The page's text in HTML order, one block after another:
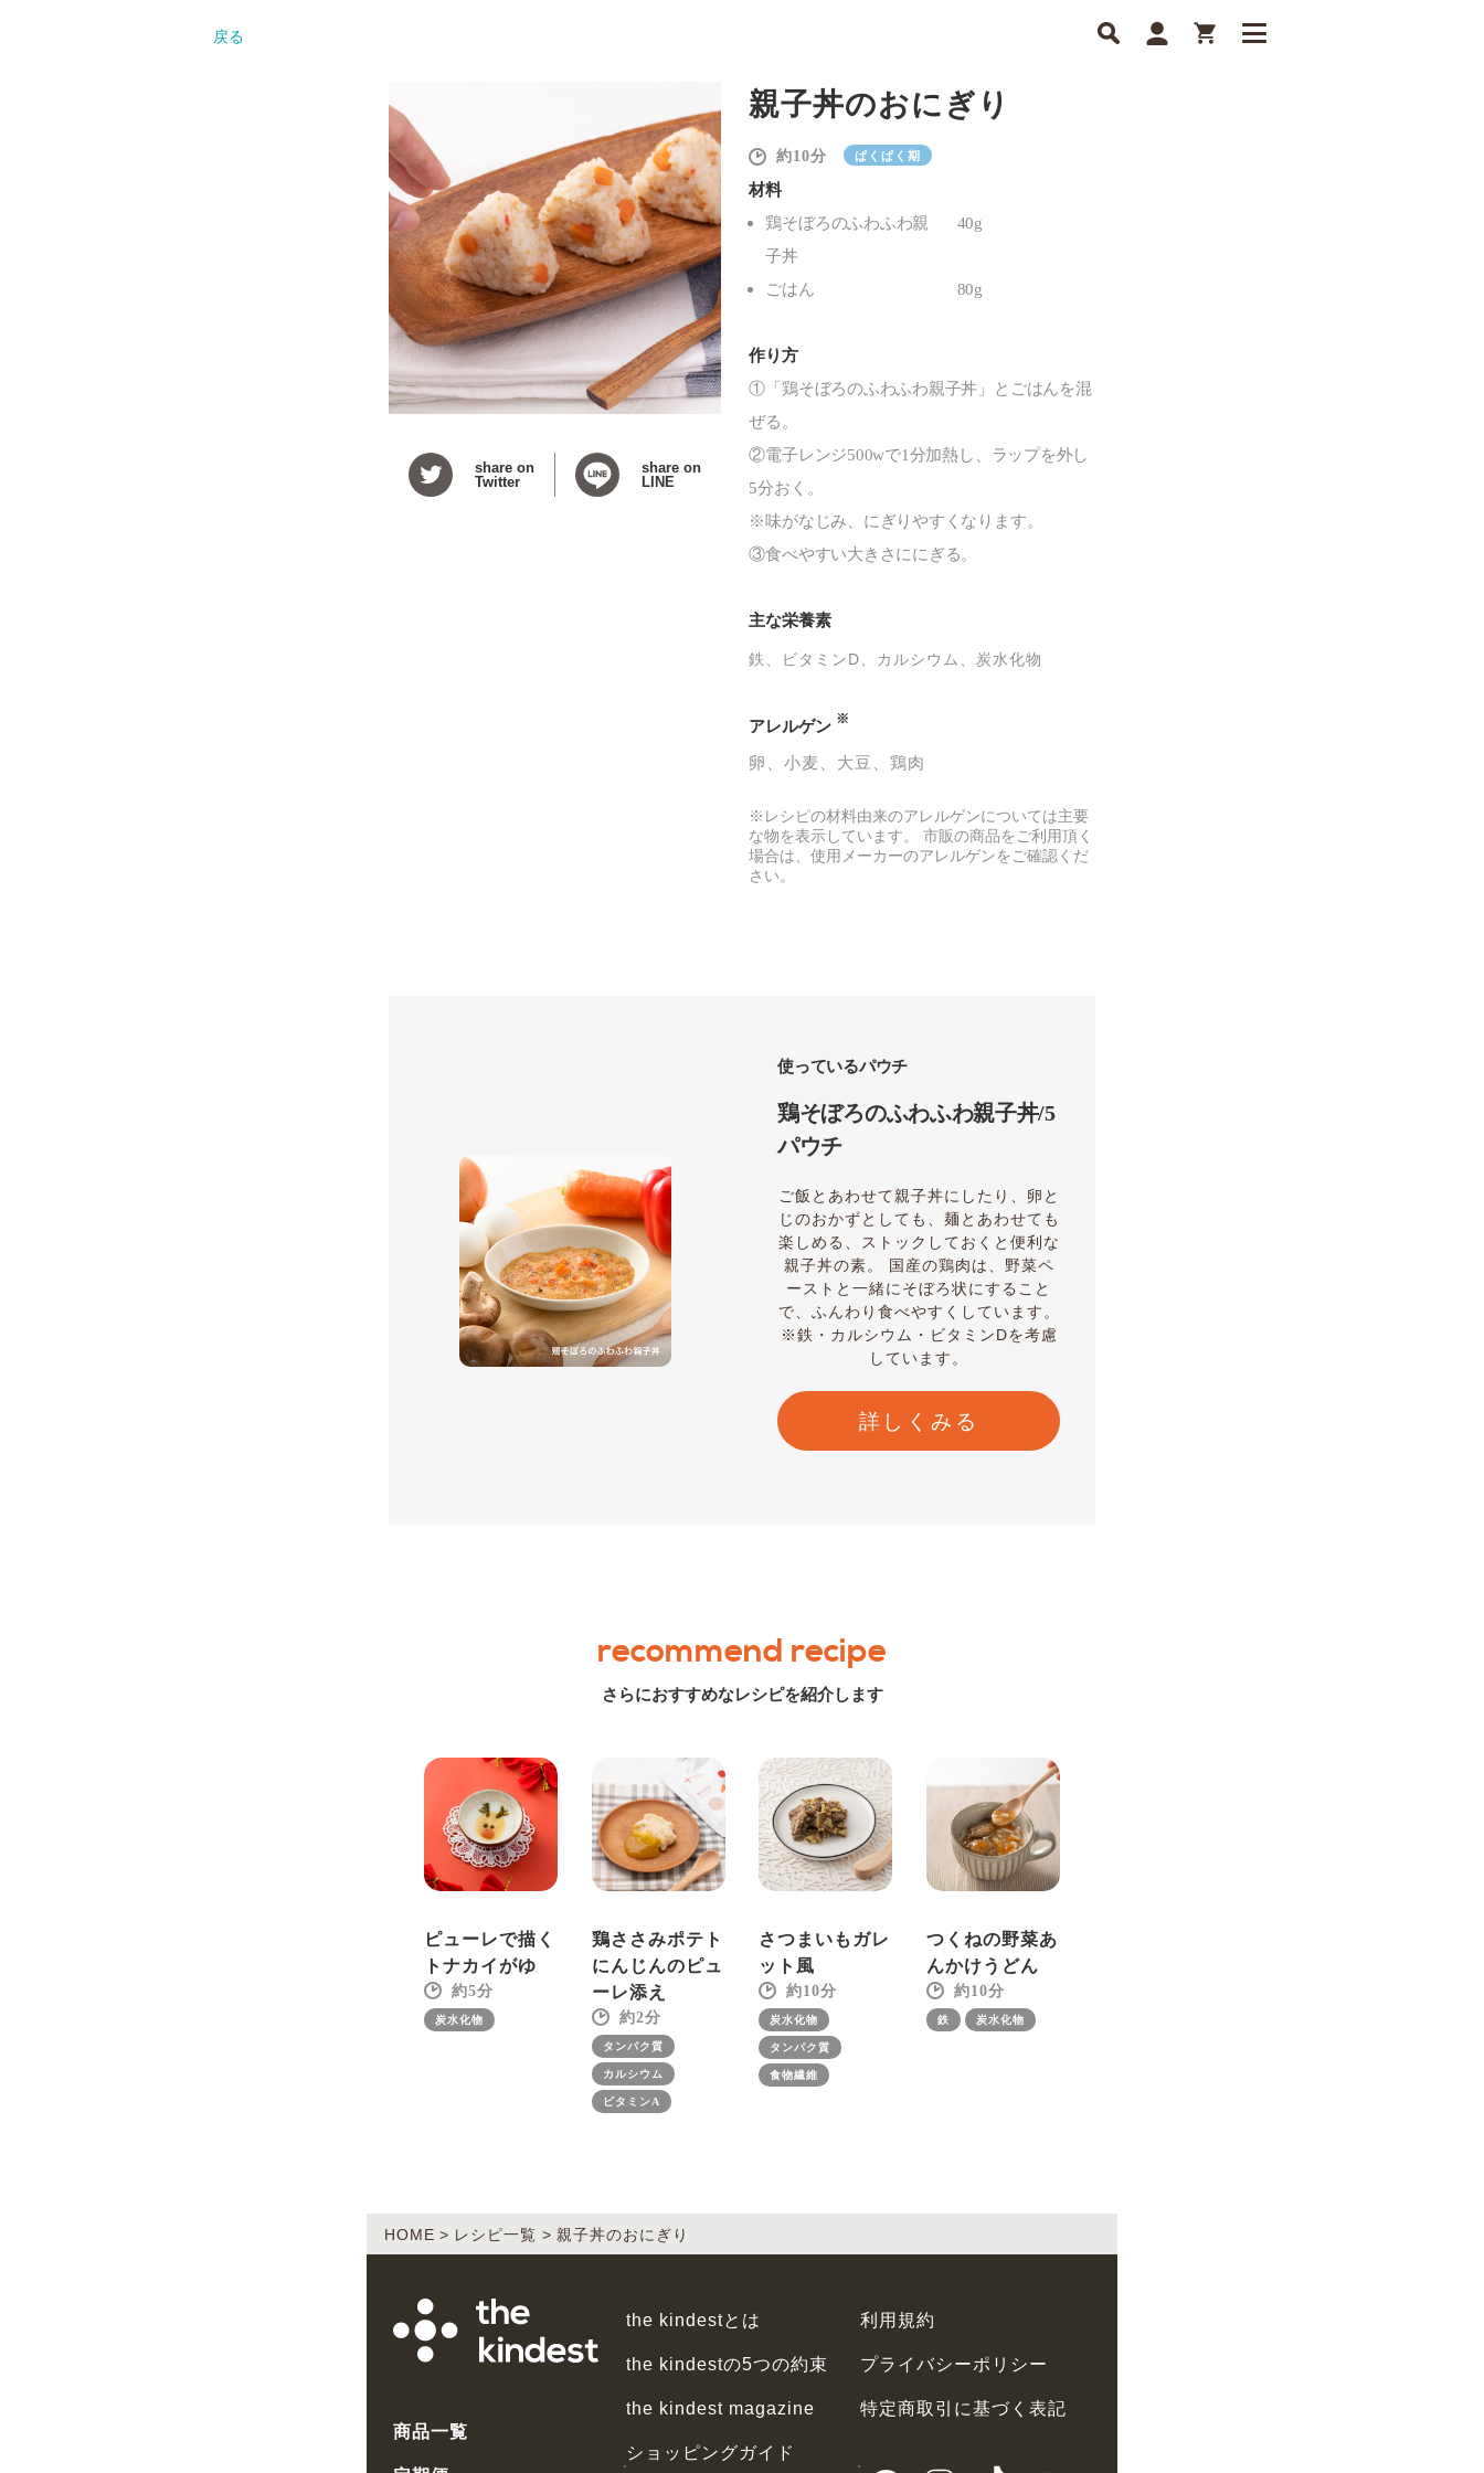
戻る
share on
Twitter
share on
LINE
親子丼のおにぎり
10 ぱくぱく期
材料
鶏そぼろのふわふわ親
子丼
40g
ごはん 80g
作り方
①「鶏そぼろのふわふわ親子丼」とごはんを混
ぜる。
②電子レンジ500wで1分加熱し、ラップを外し
5分おく。
※味がなじみ、にぎりやすくなります。
③食べやすい大きさににぎる。
主な栄養素
鉄 ビタミンD カルシウム 炭水化物
アレルゲン ※
卵 小麦 大豆 鶏肉
※レシピの材料由来のアレルゲンについては主要
な物を表示しています。 市販の商品をご利用頂く
場合は、使用メーカーのアレルゲンをご確認くだ
さい。
使っているパウチ
鶏そぼろのふわふわ親子丼/5
パウチ
ご飯とあわせて親子丼にしたり、卵と
じのおかずとしても、麺とあわせても
楽しめる、ストックしておくと便利な
親子丼の素。 国産の鶏肉は、野菜ペ
ーストと一緒にそぼろ状にすること
で、ふんわり食べやすくしています。
※鉄・カルシウム・ビタミンDを考慮
しています。
詳しくみる
recommend recipe
さらにおすすめなレシピを紹介します
ピューレで描く
トナカイがゆ
5
炭水化物
鶏ささみポテト
にんじんのピュ
ーレ添え
2
タンパク質
カルシウム
ビタミンA
さつまいもガレ
ット風
10
炭水化物
タンパク質
食物繊維
つくねの野菜あ
んかけうどん
10
鉄 炭水化物
HOME レシピ一覧 親子丼のおにぎり
商品一覧
the kindestとは
the kindestの5つの約束
the kindest magazine
ショッピングガイド
利用規約
プライバシーポリシー
特定商取引に基づく表記